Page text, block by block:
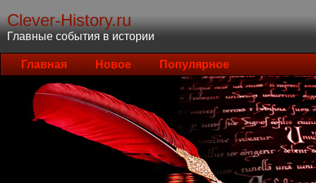
Clever-History.ru
Главные события в истории
Главная Новое Популярное